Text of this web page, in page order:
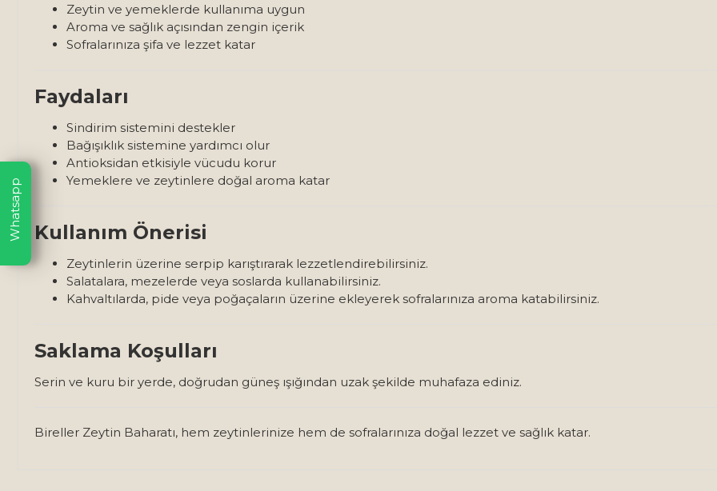
Zeytin ve yemeklerde kullanıma uygun
Aroma ve sağlık açısından zengin içerik
Sofralarınıza şifa ve lezzet katar
Faydaları
Sindirim sistemini destekler
Bağışıklık sistemine yardımcı olur
Antioksidan etkisiyle vücudu korur
Yemeklere ve zeytinlere doğal aroma katar
Kullanım Önerisi
Zeytinlerin üzerine serpip karıştırarak lezzetlendirebilirsiniz.
Salatalara, mezelerde veya soslarda kullanabilirsiniz.
Kahvaltılarda, pide veya poğaçaların üzerine ekleyerek sofralarınıza aroma katabilirsiniz.
Saklama Koşulları
Serin ve kuru bir yerde, doğrudan güneş ışığından uzak şekilde muhafaza ediniz.
Bireller Zeytin Baharatı, hem zeytinlerinize hem de sofralarınıza doğal lezzet ve sağlık katar.
Whatsapp